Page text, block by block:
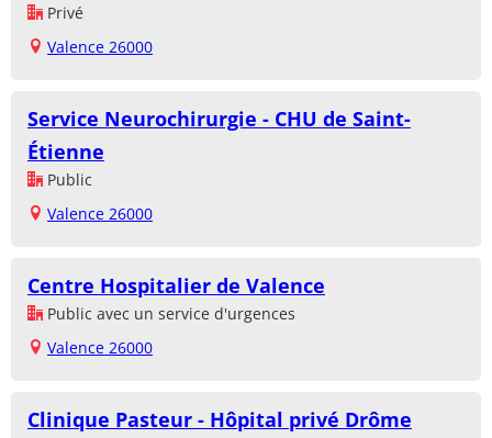
Privé
Valence 26000
Service Neurochirurgie - CHU de Saint-
Étienne
Public
Valence 26000
Centre Hospitalier de Valence
Public avec un service d'urgences
Valence 26000
Clinique Pasteur - Hôpital privé Drôme